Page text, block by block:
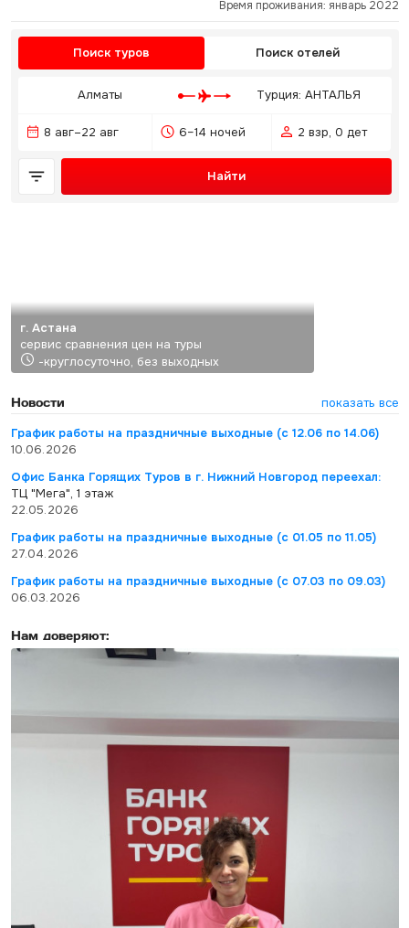
Время проживания: январь 2022
Поиск туров Поиск отелей
Алматы Турция: АНТАЛЬЯ
8 авг–22 авг 6–14 ночей 2 взр, 0 дет
Найти
г. Астана
сервис сравнения цен на туры
-круглосуточно, без выходных
Новости
показать все
График работы на праздничные выходные (с 12.06 по 14.06)
10.06.2026
Офис Банка Горящих Туров в г. Нижний Новгород переехал:
ТЦ "Мега", 1 этаж
22.05.2026
График работы на праздничные выходные (с 01.05 по 11.05)
27.04.2026
График работы на праздничные выходные (с 07.03 по 09.03)
06.03.2026
Нам доверяют: